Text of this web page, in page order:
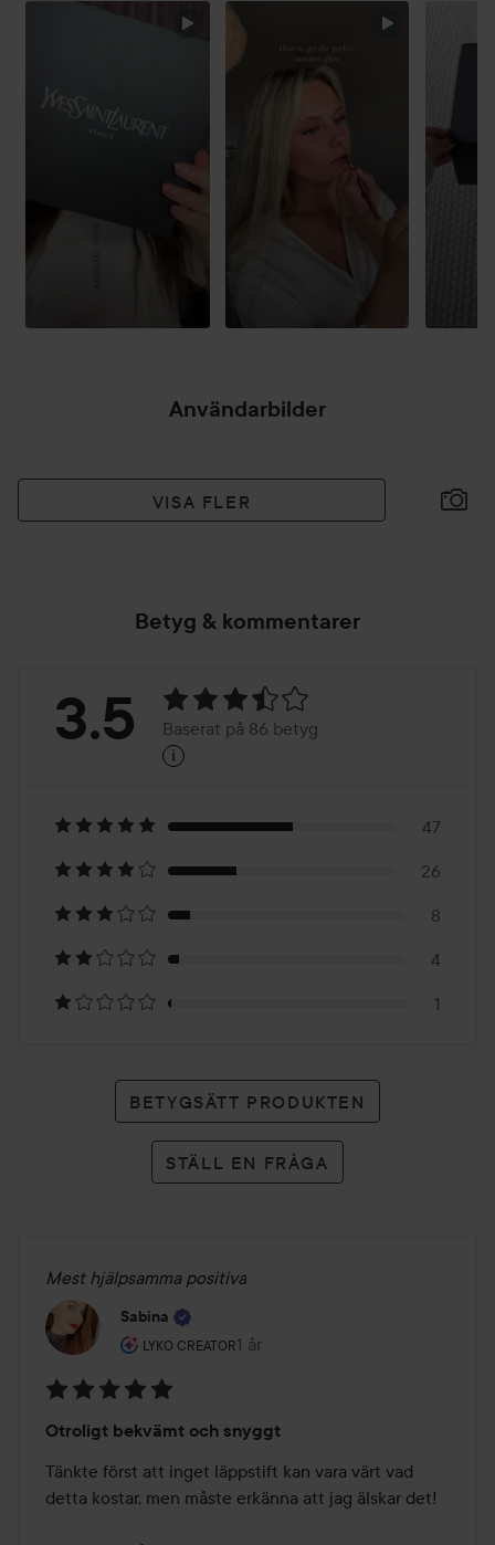
Ljusreflekterande semi-transparent wet look finish med
byggbar färgtäckning. Härligt fräscha och glansiga läppar.
Applicera i flera lager för mer glans och färgeffekt.
HÅLLBARHET
Produkten innehåller fruktkött från fikon som utvunnits
hållbart från YSL Beauty Ourika Community Gardens i
läppstiftet!
HOPPA ÖVER SEKTIONEN
Användarbilder
VISA FLER
Betyg & kommentarer
Betyg:
Baserat
på
86
betyg
3.5 Baserat på 86 betyg
i
47
26
8
4
1
BETYGSÄTT PRODUKTEN
STÄLL EN FRÅGA
Mest hjälpsamma positiva
Sabina
LYKO CREATOR
Användarens roll: Lyko Creator.
1 år
Inlägget skapades 1 år
5
av
5
Otroligt bekvämt och snyggt
Tänkte först att inget läppstift kan vara värt vad
detta kostar, men måste erkänna att jag älskar det!